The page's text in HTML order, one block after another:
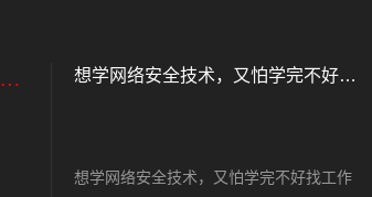
2023-11-11 想学网络安全技术，又怕学完不好找工作
想学网络安全技术，又怕学完不好找工作